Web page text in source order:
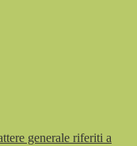
generale riferiti a